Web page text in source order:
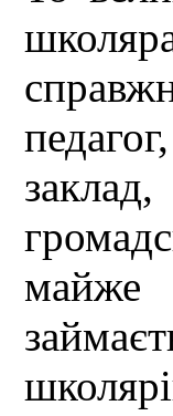
майже